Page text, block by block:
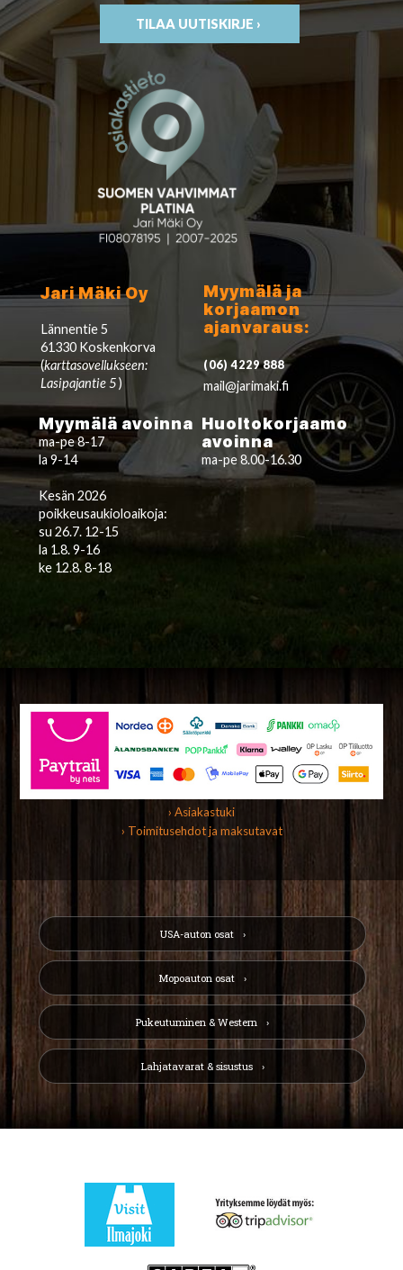
TILAA UUTISKIRJE ›
Jari Mäki Oy
Lännentie 5
61330 Koskenkorva
(karttasovellukseen:
Lasipajantie 5)
Myymälä ja
korjaamon
ajanvaraus:
(06) 4229 888
mail@jarimaki.fi
Myymälä avoinna
ma-pe 8-17
la 9-14
Kesän 2026
poikkeusaukioloaikoja:
su 26.7. 12-15
la 1.8. 9-16
ke 12.8. 8-18
Huoltokorjaamo
avoinna
ma-pe 8.00-16.30
› Asiakastuki
› Toimitusehdot ja maksutavat
USA-auton osat
Mopoauton osat
Pukeutuminen & Western
Lahjatavarat & sisustus